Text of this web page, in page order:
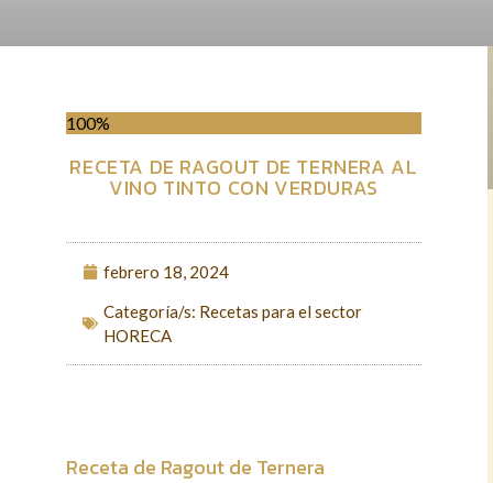
100%
RECETA DE RAGOUT DE TERNERA AL
VINO TINTO CON VERDURAS
febrero 18, 2024
Categoría/s: Recetas para el sector
HORECA
Receta de Ragout de Ternera